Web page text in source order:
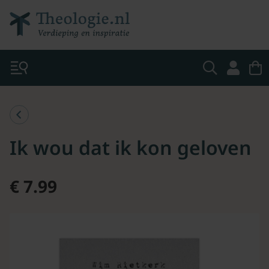
Ik wou dat ik kon geloven
€ 7.99